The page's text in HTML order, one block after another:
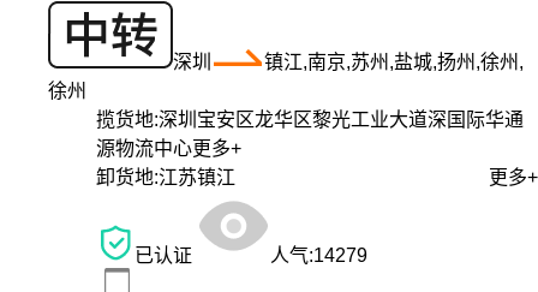
深圳
镇江,南京,苏州,盐城,扬州,徐州,
徐州
揽货地:深圳宝安区龙华区黎光工业大道深国际华通
源物流中心更多+
卸货地:江苏镇江 更多+
已认证 人气:14279